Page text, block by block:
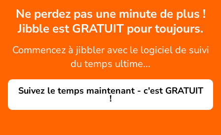
Ne perdez pas une minute de plus !
Jibble est GRATUIT pour toujours.
Commencez à jibbler avec le logiciel de suivi
du temps ultime...
Suivez le temps maintenant - c'est GRATUIT
!